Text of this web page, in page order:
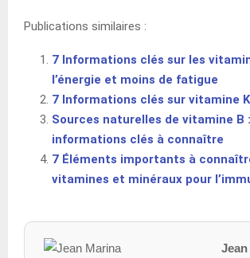
Publications similaires :
7 Informations clés sur les
l’énergie et moins de fatigue
7 Informations clés sur vitamine
Sources naturelles de vitamine B
informations clés à connaître
7 Éléments importants à
vitamines et minéraux pour